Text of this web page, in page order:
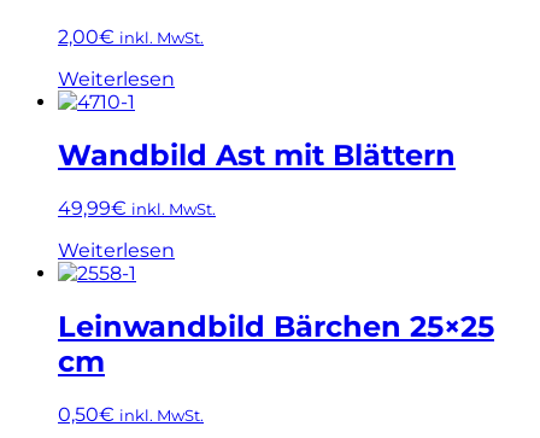
2,00€ inkl. MwSt.
Weiterlesen
Wandbild Ast mit Blättern
49,99€ inkl. MwSt.
Weiterlesen
Leinwandbild Bärchen 25×25
cm
0,50€ inkl. MwSt.